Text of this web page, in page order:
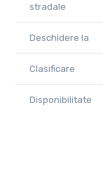
stradale
Deschidere la
Clasificare
Disponibilitate